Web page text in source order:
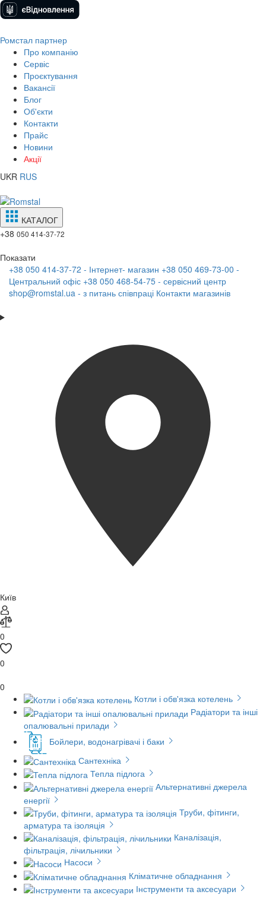
Ромстал партнер
Про компанію
Сервіс
Проєктування
Вакансії
Блог
Об'єкти
Контакти
Прайс
Новини
Акції
UKR RUS
КАТАЛОГ
+38 050 414-37-72
Показати
+38 050 414-37-72 - Інтернет- магазин +38 050 469-73-00 -
Центральний офіс +38 050 468-54-75 - сервісний центр
shop@romstal.ua - з питань співпраці Контакти магазинів
Київ
0
0
0
Котли і обв'язка котелень
Радіатори та інші
опалювальні прилади
Бойлери, водонагрівачі і баки
Сантехніка
Тепла підлога
Альтернативні джерела
енергії
Труби, фітинги,
арматура та ізоляція
Каналізація,
фільтрація, лічильники
Насоси
Кліматичне обладнання
Інструменти та аксесуари